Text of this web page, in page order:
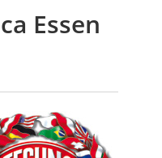
Essen